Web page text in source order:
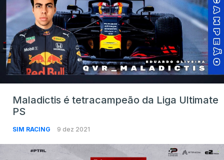
Maladictis é tetracampeão da Liga Ultimate
PS
SIM RACING 9 dez 2021